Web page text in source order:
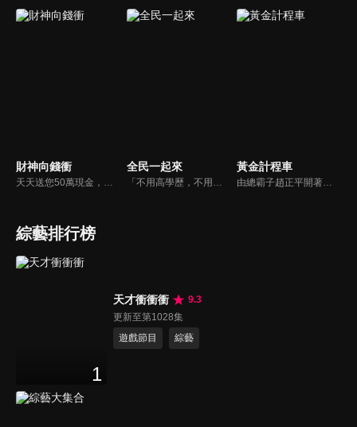
財神向錢衝
天天送您50萬現金，還有汽車大獎！不考智力、體力，挑戰家人、同事、同學、朋友互相了解的成渡和共同生活經驗。快來參加《財神向前衝》大獎通通送給您。
全民一起來
「不用高學歷，不用會答題，全民一起來，獎金拿不完！」《全民一起來》是一檔結合手機遊戲的大型現場直播益智節目，「記憶、觀察、反應、平衡、敏捷...」，多道關卡考驗挑戰者的多元智能及體能，見證藝人明星各項不可思議的挑戰。
黃金計程車
由總霸子趙正平開著計程車在街頭隨機找尋搭車路人，進行機智問答，如果十題答對就可以拿走金元寶！如果沒有答對，就把當前獎金減一個0然後發放！另外節目中總霸子趙正平還會帶我們遍尋美食名景。
綜藝排行榜
1
天才衝衝衝
9.3
更新至第1028集
遊戲節目
綜藝